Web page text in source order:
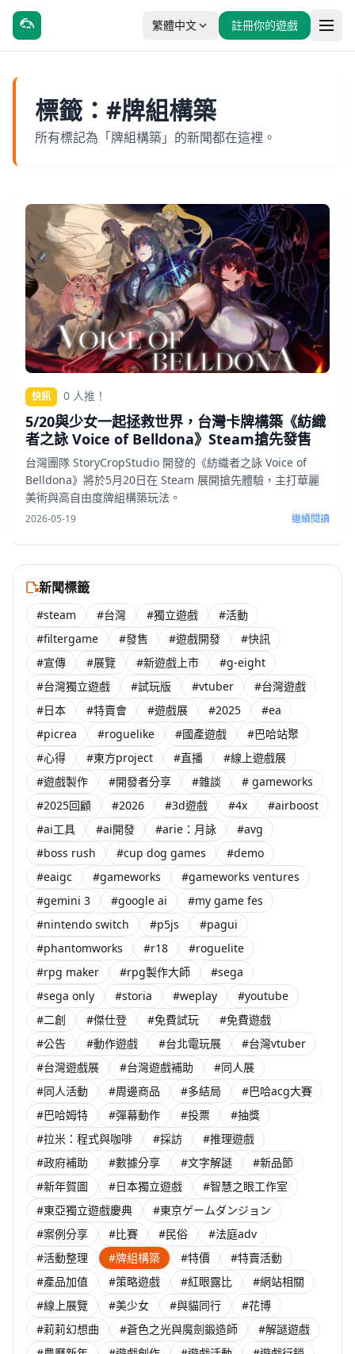
繁體中文 註冊你的遊戲
標籤：#牌組構築
所有標記為「牌組構築」的新聞都在這裡。
快訊 0 人推！
5/20與少女一起拯救世界，台灣卡牌構築《紡織
者之詠 Voice of Belldona》Steam搶先發售
台灣團隊 StoryCropStudio 開發的《紡織者之詠 Voice of
Belldona》將於5月20日在 Steam 展開搶先體驗，主打華麗
美術與高自由度牌組構築玩法。
2026-05-19 繼續閱讀
新聞標籤
#steam #台灣 #獨立遊戲
#活動
#filtergame
#發售 #遊戲開發
#快訊
#宣傳
#展覽 #新遊戲上市
#g-eight
#台灣獨立遊戲
#試玩版 #vtuber
#台灣遊戲
#日本
#特賣會 #遊戲展 #2025
#ea
#picrea
#roguelike #國產遊戲
#巴哈站聚
#心得
#東方project #直播
#線上遊戲展
#遊戲製作
#開發者分享 #雜談
# gameworks
#2025回顧
#2026 #3d遊戲 #4x
#airboost
#ai工具
#ai開發 #arie：月詠
#avg
#boss rush
#cup dog games
#demo
#eaigc
#gameworks
#gameworks ventures
#gemini 3
#google ai
#my game fes
#nintendo switch
#p5js
#pagui
#phantomworks
#r18
#roguelite
#rpg maker
#rpg製作大師
#sega
#sega only
#storia #weplay
#youtube
#二創
#傑仕登 #免費試玩
#免費遊戲
#公告
#動作遊戲 #台北電玩展
#台灣vtuber
#台灣遊戲展
#台灣遊戲補助
#同人展
#同人活動
#周邊商品 #多結局
#巴哈acg大賽
#巴哈姆特
#彈幕動作 #投票
#抽獎
#拉米：程式與咖啡
#採訪
#推理遊戲
#政府補助
#數據分享 #文字解謎
#新品節
#新年賀圖
#日本獨立遊戲
#智慧之眼工作室
#東亞獨立遊戲慶典
#東京ゲームダンジョン
#案例分享
#比賽 #民俗
#法庭adv
#活動整理
#牌組構築 #特價
#特賣活動
#產品加值
#策略遊戲 #紅眼露比
#網站相關
#線上展覽
#美少女 #與貓同行
#花博
#莉莉幻想曲
#蒼色之光與魔劍鍛造師
#解謎遊戲